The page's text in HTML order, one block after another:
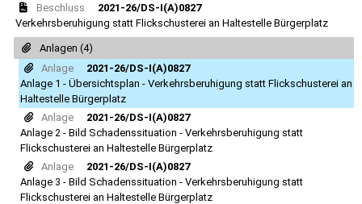
Beschluss
2021-26/DS-I(A)0827
Verkehrsberuhigung statt Flickschusterei an Haltestelle Bürgerplatz
Anlagen (4)
Anlage
2021-26/DS-I(A)0827
Anlage 1 - Übersichtsplan - Verkehrsberuhigung statt Flickschusterei an
Haltestelle Bürgerplatz
Anlage
2021-26/DS-I(A)0827
Anlage 2 - Bild Schadenssituation - Verkehrsberuhigung statt
Flickschusterei an Haltestelle Bürgerplatz
Anlage
2021-26/DS-I(A)0827
Anlage 3 - Bild Schadenssituation - Verkehrsberuhigung statt
Flickschusterei an Haltestelle Bürgerplatz